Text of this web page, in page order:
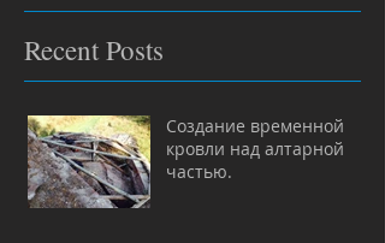
Recent Posts
Создание временной
кровли над алтарной
частью.